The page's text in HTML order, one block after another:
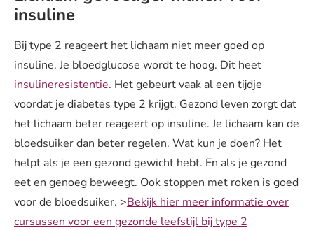
insuline
Bij type 2 reageert het lichaam niet meer goed op
insuline. Je bloedglucose wordt te hoog. Dit heet
insulineresistentie. Het gebeurt vaak al een tijdje
voordat je diabetes type 2 krijgt. Gezond leven zorgt dat
het lichaam beter reageert op insuline. Je lichaam kan de
bloedsuiker dan beter regelen. Wat kun je doen? Het
helpt als je een gezond gewicht hebt. En als je gezond
eet en genoeg beweegt. Ook stoppen met roken is goed
voor de bloedsuiker. >Bekijk hier meer informatie over
cursussen voor een gezonde leefstijl bij type 2